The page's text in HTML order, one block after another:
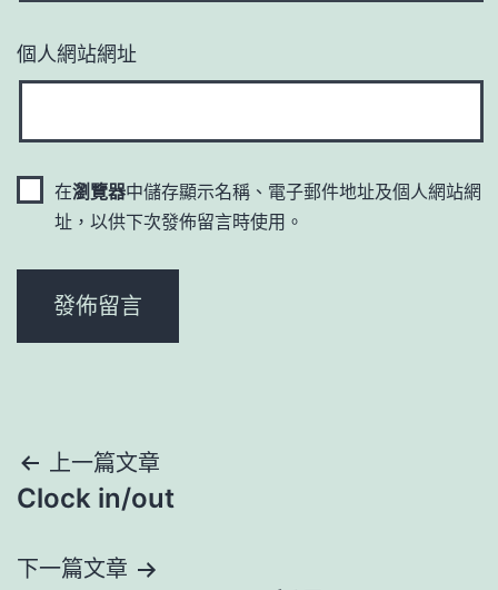
個人網站網址
在瀏覽器中儲存顯示名稱、電子郵件地址及個人網站網
址，以供下次發佈留言時使用。
文
章
導
上一篇文章
Clock in/out
下一篇文章